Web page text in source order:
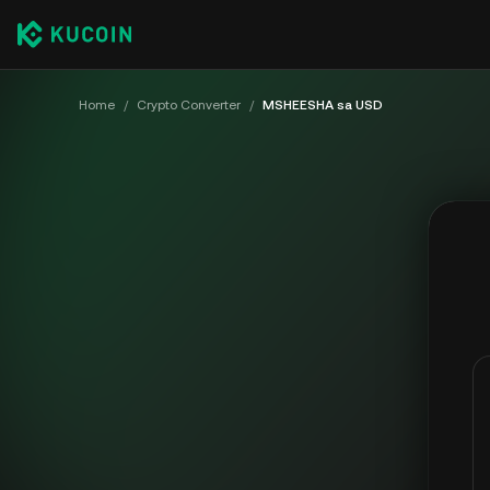
Home / Crypto Converter / MSHEESHA sa USD